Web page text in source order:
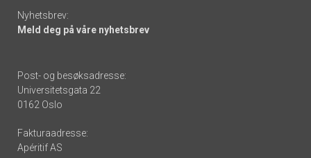
Nyhetsbrev:
Meld deg på våre nyhetsbrev
Post- og besøksadresse:
Universitetsgata 22
0162 Oslo
Fakturaadresse:
Apéritif AS